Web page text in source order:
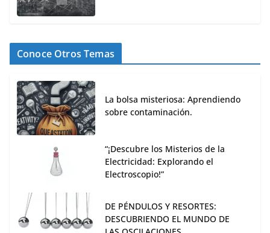
Conoce Otros Temas
La bolsa misteriosa: Aprendiendo
sobre contaminación.
“¡Descubre los Misterios de la
Electricidad: Explorando el
Electroscopio!”
DE PÉNDULOS Y RESORTES:
DESCUBRIENDO EL MUNDO DE